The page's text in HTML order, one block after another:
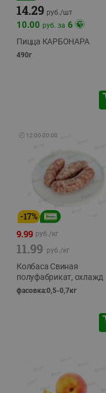
14.29 руб./шт
10.00 руб. за 6
Пицца КАРБОНАРА
490г
🕘 12:00-20:00
-17%
9.99 руб./кг
11.99 руб./кг
Колбаса Свиная
полуфабрикат, охлажд
фасовка:0,5-0,7кг